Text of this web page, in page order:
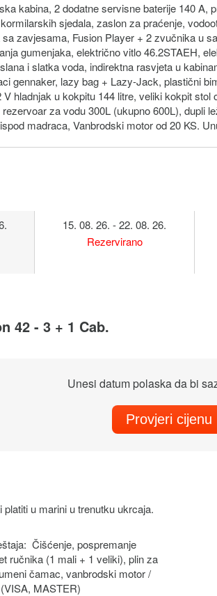
kabina, 2 dodatne servisne baterije 140 A,
sjedala, zaslon za praćenje,
zavjesama, Fusion Player + 2 zvučnika u
gumenjaka, električno vitlo 46.2STAEH,
i slatka voda, indirektna rasvjeta u
gennaker, lazy bag + Lazy-Jack, plastični
hladnjak u kokpitu 144 litre, veliki kokpit
za vodu 300L (ukupno 600L), dupli
madraca, Vanbrodski motor od 20 KS.
15. 08. 26. - 22. 08. 26.
Rezervirano
42 - 3 + 1 Cab.
Unesi datum polaska da bi
Provjeri cijenu
u marini u trenutku ukrcaja.
Čišćenje, pospremanje
ručnika (1 mali + 1 veliki), plin za
čamac, vanbrodski motor /
MASTER)